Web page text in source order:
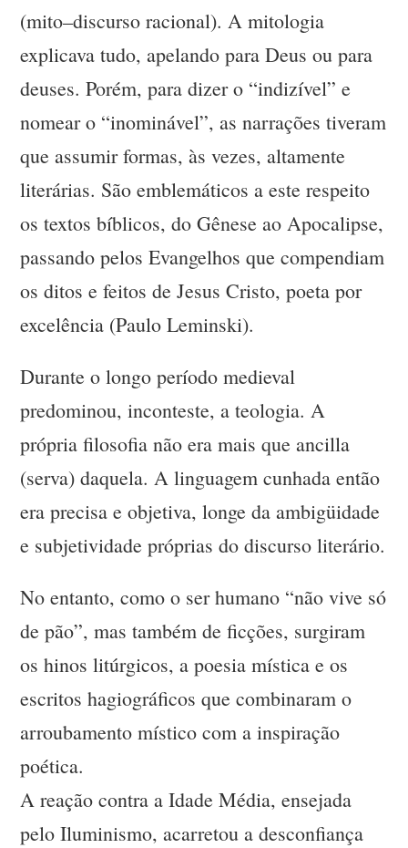
(mito–discurso racional). A mitologia
explicava tudo, apelando para Deus ou para
deuses. Porém, para dizer o “indizível” e
nomear o “inominável”, as narrações tiveram
que assumir formas, às vezes, altamente
literárias. São emblemáticos a este respeito
os textos bíblicos, do Gênese ao Apocalipse,
passando pelos Evangelhos que compendiam
os ditos e feitos de Jesus Cristo, poeta por
excelência (Paulo Leminski).
Durante o longo período medieval
predominou, inconteste, a teologia. A
própria filosofia não era mais que ancilla
(serva) daquela. A linguagem cunhada então
era precisa e objetiva, longe da ambigüidade
e subjetividade próprias do discurso literário.
No entanto, como o ser humano “não vive só
de pão”, mas também de ficções, surgiram
os hinos litúrgicos, a poesia mística e os
escritos hagiográficos que combinaram o
arroubamento místico com a inspiração
poética.
A reação contra a Idade Média, ensejada
pelo Iluminismo, acarretou a desconfiança